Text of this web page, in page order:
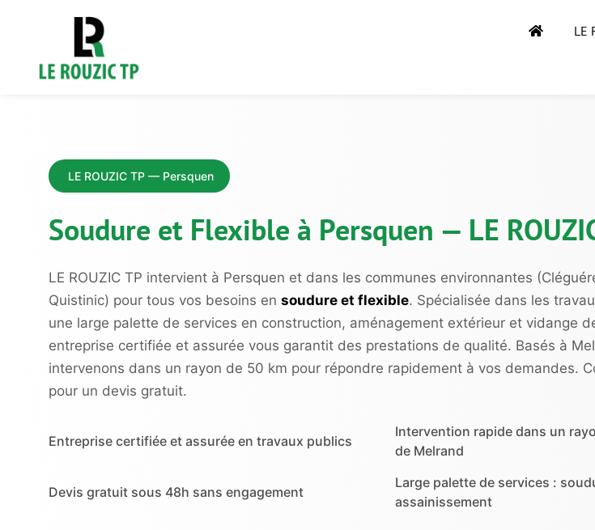
LE
LE ROUZIC TP — Persquen
Soudure et Flexible à Persquen — LE
LE ROUZIC TP intervient à Persquen et dans les communes environnantes
Quistinic) pour tous vos besoins en soudure et flexible. Spécialisée dans les
une large palette de services en construction, aménagement extérieur et vidange
entreprise certifiée et assurée vous garantit des prestations de qualité. Basés à
intervenons dans un rayon de 50 km pour répondre rapidement à vos demandes.
pour un devis gratuit.
Entreprise certifiée et assurée en travaux publics
Intervention rapide dans un
de Melrand
Devis gratuit sous 48h sans engagement
Large palette de services :
assainissement